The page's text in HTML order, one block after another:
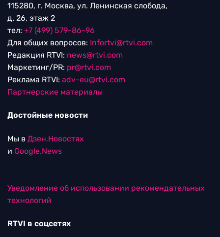
115280, г. Москва, ул. Ленинская слобода,
д. 26, этаж 2
тел: +7 (499) 579-86-96
Для общих вопросов: Infortvi@rtvi.com
Редакция RTVI: news@rtvi.com
Маркетинг/PR: pr@rtvi.com
Реклама RTVI: adv-eu@rtvi.com
Партнерские материалы
Достойные новости
Мы в Дзен.Новостях
и Google.News
Уведомление об использовании рекомендательных
технологий
RTVI в соцсетях